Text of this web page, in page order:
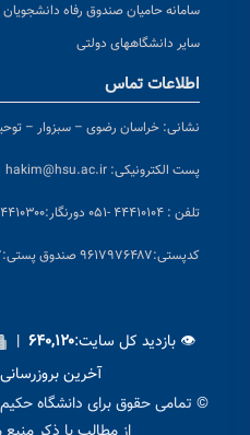
سامانه حامیان صندوق رفاه دانشجویان
سایر دانشگاههای دولتی
اطلاعات تماس
نشانی: خراسان رضوی – سبزوار –
پست الکترونیکی: hakim@hsu.ac.ir
تلفن : ۴۴۴۱۰۱۰۴ -۰۵۱ دورنگار:۴۴۴۱۰۳۰۰ -۰۵۱
کدپستی:۹۶۱۷۹۷۶۴۸۷ صندوق پستی:۳۹۷
👁 بازدید کل سایت:۶۴۰,۱۲۰ |
آخرین
© تمامی حقوق برای دانشگاه